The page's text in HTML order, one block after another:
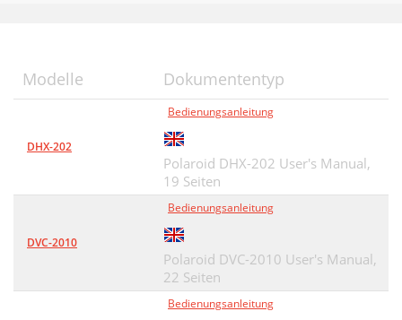
Modelle Dokumententyp
DHX-202
Bedienungsanleitung
Polaroid DHX-202 User's Manual,
19 Seiten
DVC-2010
Bedienungsanleitung
Polaroid DVC-2010 User's Manual,
22 Seiten
Bedienungsanleitung